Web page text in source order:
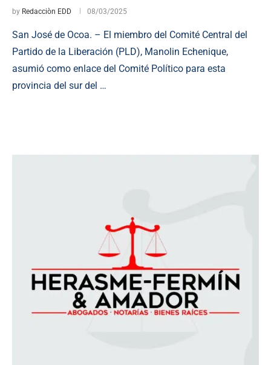
by Redacciòn EDD 08/03/2025
San José de Ocoa. – El miembro del Comité Central del
Partido de la Liberación (PLD), Manolin Echenique,
asumió como enlace del Comité Político para esta
provincia del sur del …